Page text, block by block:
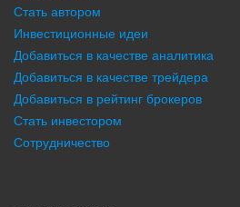
Стать автором
Инвестиционные идеи
Добавиться в качестве аналитика
Добавиться в качестве трейдера
Добавиться в рейтинг брокеров
Стать инвестором
Сотрудничество